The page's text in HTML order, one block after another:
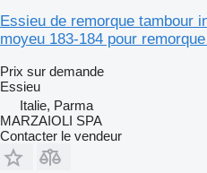
Essieu de remorque tambour
moyeu 183-184 pour
Prix sur demande
Essieu
Italie, Parma
MARZAIOLI SPA
Contacter le vendeur